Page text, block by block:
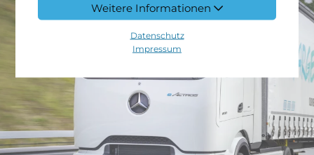
Weitere Informationen
Datenschutz
Impressum